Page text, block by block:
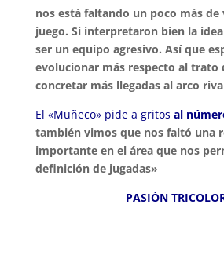
nos está faltando un poco más de
juego. Si interpretaron bien la
ser un equipo agresivo. Así que
evolucionar más respecto al trato
concretar más llegadas al arco
El «Muñeco» pide a gritos al
también vimos que nos faltó una
importante en el área que nos
definición de jugadas»
PASIÓN